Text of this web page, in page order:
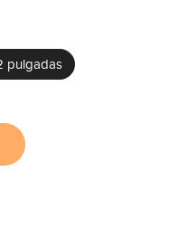
pulgadas